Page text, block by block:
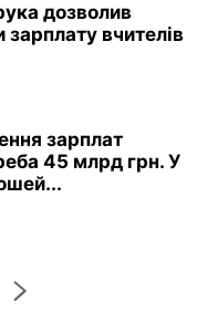
дозволив
вчителів
зарплат
45 млрд грн. У